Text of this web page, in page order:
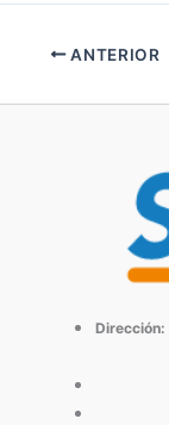
ANTERIOR
Dirección: